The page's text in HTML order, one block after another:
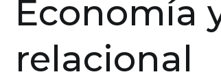
Economía
relacional